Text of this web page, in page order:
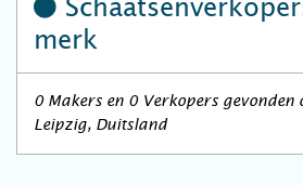
merk
0 Makers en 0 Verkopers gevonden
Leipzig, Duitsland